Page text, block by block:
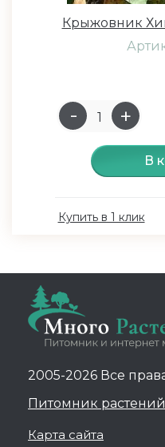
Крыжовник
В
Купить в 1 клик
2005-2026 Все
Питомник
Карта сайта